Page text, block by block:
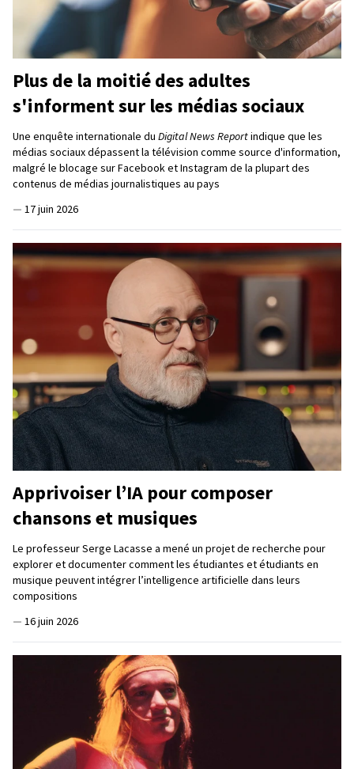
Plus de la moitié des adultes
s'informent sur les médias sociaux
Une enquête internationale du Digital News Reportindique que les
médias sociaux dépassent la télévision comme source d'information,
malgré le blocage sur Facebook et Instagram de la plupart des
contenus de médias journalistiques au pays
— 17 juin 2026
Apprivoiser l’IA pour composer
chansons et musiques
Le professeur Serge Lacasse a mené un projet de recherche pour
explorer et documenter comment les étudiantes et étudiants en
musique peuvent intégrer l’intelligence artificielle dans leurs
compositions
— 16 juin 2026